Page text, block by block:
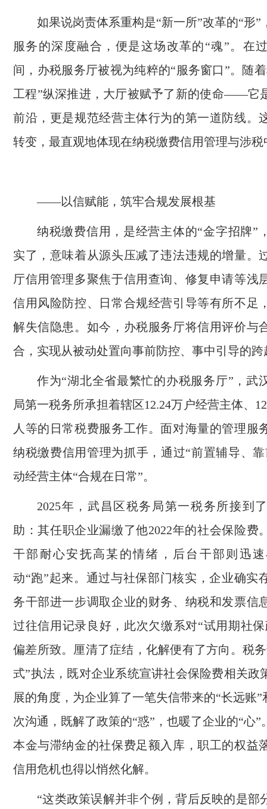
如果说岗责体系重构是“新一所”改革的“形”
服务的深度融合，便是这场改革的“魂”。在
间，办税服务厅被视为纯粹的“服务窗口”。随
工程”纵深推进，大厅被赋予了新的使命——它
前沿，更是规范经营主体行为的第一道防线。
转变，最直观地体现在纳税缴费信用管理与涉
——以信赋能，筑牢合规发展根基
纳税缴费信用，是经营主体的“金字招牌”
实了，意味着从源头压减了违法违规的增量。
厅信用管理多聚焦于信用查询、修复申请等浅
信用风险防控、日常合规经营引导等有所不足
解失信隐患。如今，办税服务厅将信用评价与
合，实现从被动处置向事前防控、事中引导的跨
作为“湖北全省最繁忙的办税服务厅”，武
局第一税务所承担着辖区12.24万户经营主体、
人等的日常税费服务工作。面对海量的管理服
纳税缴费信用管理为抓手，通过“前置辅导、
动经营主体“合规在日常”。
2025年，武昌区税务局第一税务所接到
助：其任职企业漏缴了他2022年的社会保险费
干部耐心安抚高某的情绪，后台干部则迅
动“跑”起来。通过与社保部门核实，企业确实
务干部进一步调取企业的财务、纳税和发票信
过往信用记录良好，此次欠缴系对“试用期社
偏差所致。厘清了症结，化解便有了方向。税
式”执法，既对企业系统宣讲社会保险费相关政
展的角度，为企业算了一笔失信带来的“长远账”
次沟通，既解了政策的“惑”，也暖了企业的“心”
本金与滞纳金的社保费足额入库，职工的权益
信用危机也得以悄然化解。
“这类政策误解并非个例，背后反映的是部